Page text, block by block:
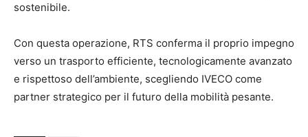
sostenibile.
Con questa operazione, RTS conferma il proprio impegno
verso un trasporto efficiente, tecnologicamente avanzato
e rispettoso dell’ambiente, scegliendo IVECO come
partner strategico per il futuro della mobilità pesante.